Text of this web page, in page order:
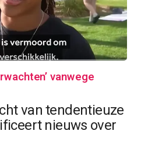
vanwege
van tendentieuze
nieuws over